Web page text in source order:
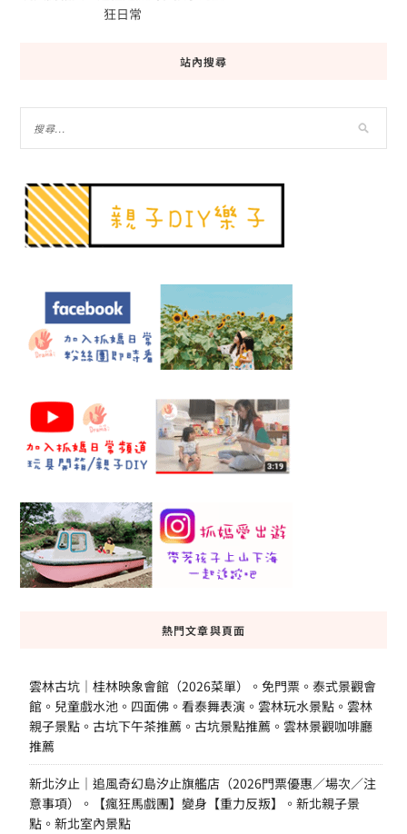
狂日常
站內搜尋
熱門文章與頁面
雲林古坑｜桂林映象會館（2026菜單）。免門票。泰式景觀會
館。兒童戲水池。四面佛。看泰舞表演。雲林玩水景點。雲林
親子景點。古坑下午茶推薦。古坑景點推薦。雲林景觀咖啡廳
推薦
新北汐止｜追風奇幻島汐止旗艦店（2026門票優惠／場次／注
意事項）。【瘋狂馬戲團】變身【重力反叛】。新北親子景
點。新北室內景點